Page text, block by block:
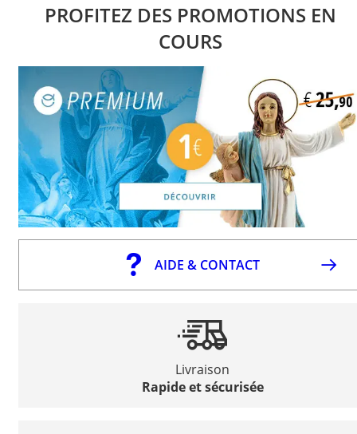
PROFITEZ DES PROMOTIONS EN
COURS
AIDE & CONTACT
Livraison
Rapide et sécurisée